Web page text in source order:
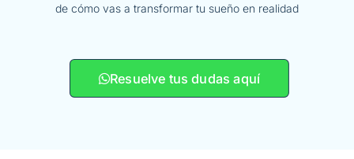
de cómo vas a transformar tu sueño en realidad
Resuelve tus dudas aquí